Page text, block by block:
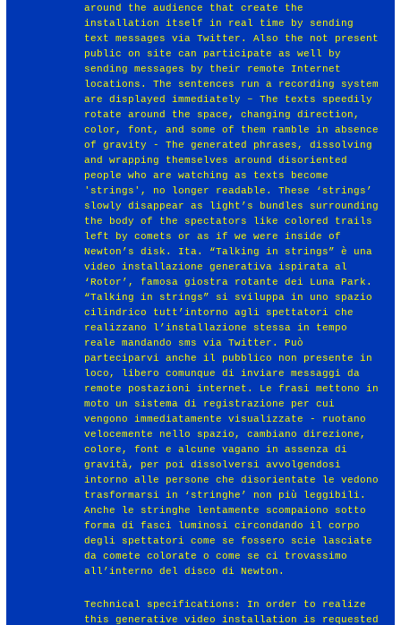
around the audience that create the
installation itself in real time by sending
text messages via Twitter. Also the not present
public on site can participate as well by
sending messages by their remote Internet
locations. The sentences run a recording system
are displayed immediately – The texts speedily
rotate around the space, changing direction,
color, font, and some of them ramble in absence
of gravity - The generated phrases, dissolving
and wrapping themselves around disoriented
people who are watching as texts become
'strings', no longer readable. These ‘strings’
slowly disappear as light’s bundles surrounding
the body of the spectators like colored trails
left by comets or as if we were inside of
Newton’s disk. Ita. “Talking in strings” è una
video installazione generativa ispirata al
‘Rotor’, famosa giostra rotante dei Luna Park.
“Talking in strings” si sviluppa in uno spazio
cilindrico tutt’intorno agli spettatori che
realizzano l’installazione stessa in tempo
reale mandando sms via Twitter. Può
parteciparvi anche il pubblico non presente in
loco, libero comunque di inviare messaggi da
remote postazioni internet. Le frasi mettono in
moto un sistema di registrazione per cui
vengono immediatamente visualizzate - ruotano
velocemente nello spazio, cambiano direzione,
colore, font e alcune vagano in assenza di
gravità, per poi dissolversi avvolgendosi
intorno alle persone che disorientate le vedono
trasformarsi in ‘stringhe’ non più leggibili.
Anche le stringhe lentamente scompaiono sotto
forma di fasci luminosi circondando il corpo
degli spettatori come se fossero scie lasciate
da comete colorate o come se ci trovassimo
all’interno del disco di Newton.
Technical specifications: In order to realize
this generative video installation is requested